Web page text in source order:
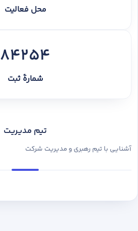
محل فعالیت
84254
شمارهٔ ثبت
تیم مدیریت
آشنایی با تیم رهبری و مدیریت شرکت